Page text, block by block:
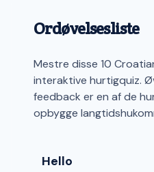
Ordøvelsesliste
Mestre disse 10
interaktive hurtigquiz.
feedback er en af de
opbygge
Hello